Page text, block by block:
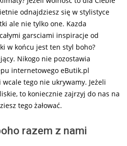
odnajdziesz się w stylistyce
ale nie tylko one. Kazda
garsciami inspiracje od
w końcu jest ten styl boho?
Nikogo nie pozostawia
internetowego eButik.pl
tego nie ukrywamy. Jeżeli
to koniecznie zajrzyj do nas na
tego żałować.
razem z nami